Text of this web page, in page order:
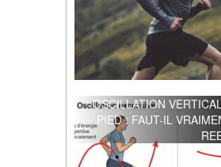
OSCILLATION
PIED : FAUT-IL